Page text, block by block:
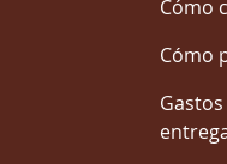
Cómo
Cómo